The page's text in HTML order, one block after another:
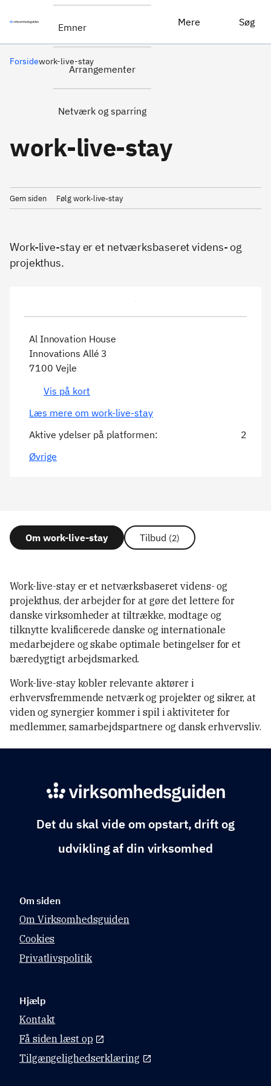
Emner
Arrangementer
Netværk og sparring
Mere Søg
Forsidework-live-stay
work-live-stay
Gem siden Følg work-live-stay
Work-live-stay er et netværksbaseret videns- og
projekthus.
Al Innovation House
Innovations Allé 3
7100 Vejle
Vis på kort
Læs mere om work-live-stay
Aktive ydelser på platformen:
2
Øvrige
Om work-live-stay Tilbud (2)
Work-live-stay er et netværksbaseret videns- og
projekthus, der arbejder for at gøre det lettere for
danske virksomheder at tiltrække, modtage og
tilknytte kvalificerede danske og internationale
medarbejdere og skabe optimale betingelser for et
bæredygtigt arbejdsmarked.
Work-live-stay kobler relevante aktører i
erhvervsfremmende netværk og projekter og sikrer, at
viden og synergier kommer i spil i aktiviteter for
medlemmer, samarbejdspartnere og dansk erhvervsliv.
Det du skal vide om opstart, drift og
udvikling af din virksomhed
Om siden
Om Virksomhedsguiden
Cookies
Privatlivspolitik
Hjælp
Kontakt
Få siden læst op
Tilgængelighedserklæring